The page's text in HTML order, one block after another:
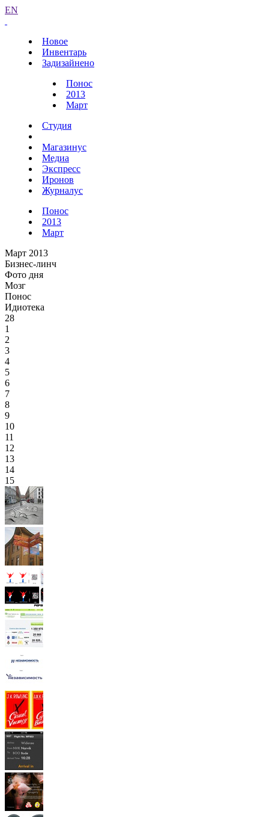
EN
Новое
Инвентарь
Задизайнено
Понос
2013
Март
Студия
Магазинус
Медиа
Экспресс
Иронов
Журналус
Понос
2013
Март
Март 2013
Бизнес-линч
Фото дня
Мозг
Понос
Идиотека
28
1
2
3
4
5
6
7
8
9
10
11
12
13
14
15